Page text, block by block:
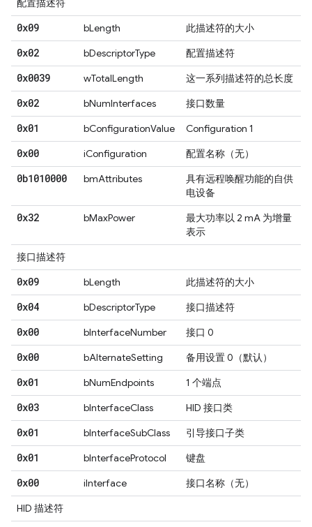
配置描述符
0x09 bLength 此描述符的大小
0x02 bDescriptorType 配置描述符
0x0039 wTotalLength 这一系列描述符的总长度
0x02 bNumInterfaces 接口数量
0x01 bConfigurationValue Configuration 1
0x00 iConfiguration 配置名称（无）
0b1010000 bmAttributes
具有远程唤醒功能的自供
电设备
0x32 bMaxPower
最大功率以 2 mA 为增量
表示
接口描述符
0x09 bLength 此描述符的大小
0x04 bDescriptorType 接口描述符
0x00 bInterfaceNumber 接口 0
0x00 bAlternateSetting 备用设置 0（默认）
0x01 bNumEndpoints 1 个端点
0x03 bInterfaceClass HID 接口类
0x01 bInterfaceSubClass 引导接口子类
0x01 bInterfaceProtocol 键盘
0x00 iInterface
接口名称（无）
HID 描述符